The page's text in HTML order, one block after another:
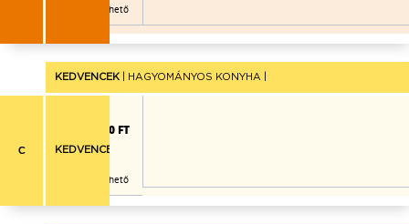
Már nem rendelhető
KEDVENCEK | HAGYOMÁNYOS KONYHA |
C KEDVENCEK
2.060 FT
Már nem rendelhető